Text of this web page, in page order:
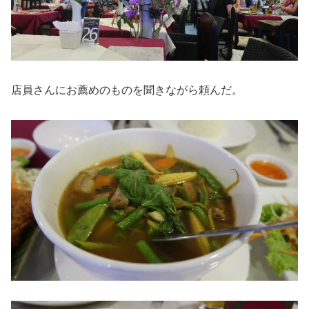
店員さんにお薦めのものを聞きながら頼んだ。